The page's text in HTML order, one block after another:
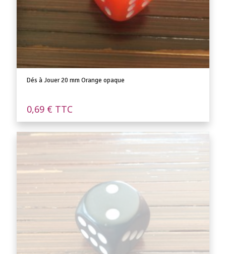
Dés à Jouer 20 mm Orange opaque
0,69 € TTC